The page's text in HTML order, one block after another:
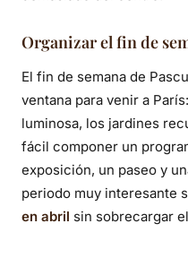
Organizar el fin de
El fin de semana de
ventana para venir a
luminosa, los jardines
fácil componer un
exposición, un paseo y
periodo muy interesante
en abril sin sobrecargar